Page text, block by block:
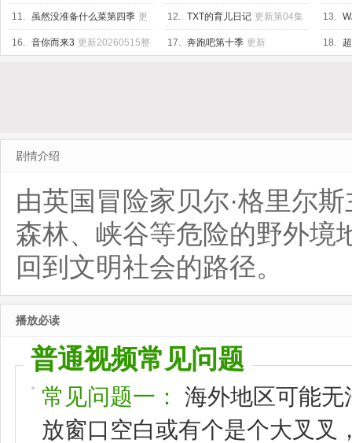
20260518上 04集
11. 虽然没准备什么菜第四季 更
新260515
12. TXT的育儿日记 更新第04集 13.
Base
16. 音你而来3 更新20260515整 17. 奔跑吧第十季 更新 18.
剧情介绍
由英国冒险家贝尔·格里尔
森林、峡谷等危险的野外境
回到文明社会的路径。
播放必读
普通视频常见问题
常见问题一：
海外地区可能
放窗口空白或有个是个大叉叉